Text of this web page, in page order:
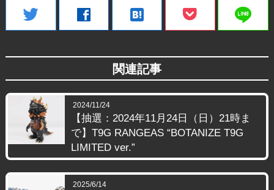
twitter facebook hatenabookmark line
関連記事
2024/11/24
【抽選：2024年11月24日（日）21時ま
で】T9G RANGEAS “BOTANIZE T9G
LIMITED ver.”
2025/6/14